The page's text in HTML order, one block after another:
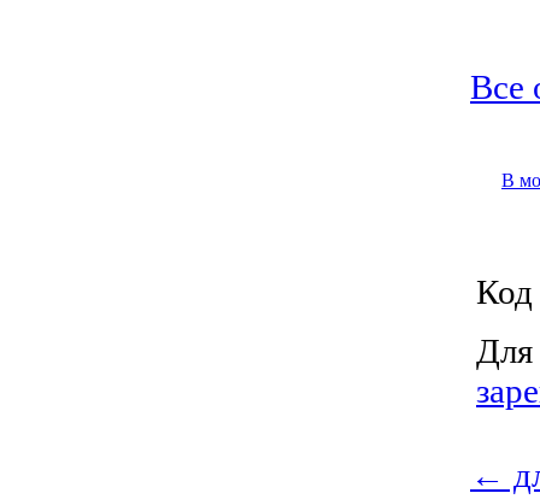
Все
В
Код
Для
←